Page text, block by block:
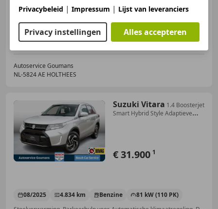
193 kW (262 PK)
Elektrische stoelverstelling, Stuurwielverwarming, Alarm, Sfeerverlichting, Airbag bestuurder, Elektrische achterklep, Elektrische ramen, Adaptieve Cruise Control
Autoservice Goumans
NL-5824 AE HOLTHEES
Suzuki Vitara 1.4 Boosterjet
Smart Hybrid Style Adaptieve
€ 31.900 1
08/2025 4.834 km Benzine
81 kW (110 PK)
Privacybeleid | Impressum | Lijst van leveranciers
Privacy instellingen Alles accepteren